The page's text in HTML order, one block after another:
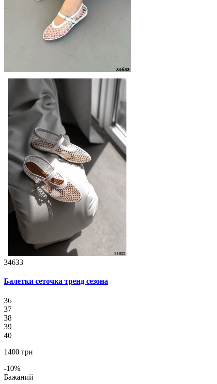
34633
Балетки сеточка тренд сезона
36
37
38
39
40
1400 грн
-10%
Бажаний